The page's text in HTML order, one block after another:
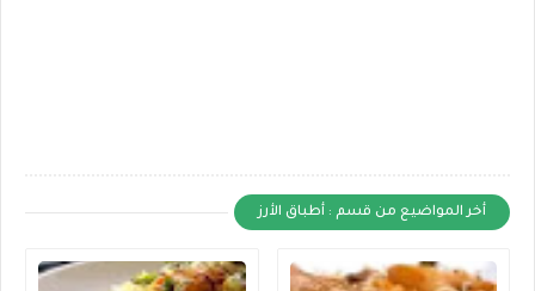
أخر المواضيع من قسم : أطباق الأرز